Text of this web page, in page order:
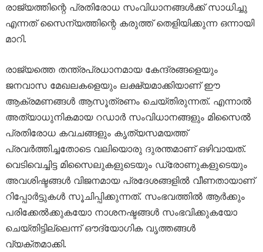
രാജ്യത്തിന്റെ പ്രതിരോധ സംവിധാനങ്ങൾക്ക് സാധിച്ചു
എന്നത് സൈന്യത്തിന്റെ കരുത്ത് തെളിയിക്കുന്ന ഒന്നായി
മാറി.
രാജ്യത്തെ തന്ത്രപ്രധാനമായ കേന്ദ്രങ്ങളെയും
ജനവാസ മേഖലകളെയും ലക്ഷ്യമാക്കിയാണ് ഈ
ആക്രമണങ്ങൾ ആസൂത്രണം ചെയ്തിരുന്നത്. എന്നാൽ
അത്യാധുനികമായ റഡാർ സംവിധാനങ്ങളും മിസൈൽ
പ്രതിരോധ കവചങ്ങളും കൃത്യസമയത്ത്
പ്രവർത്തിച്ചതോടെ വലിയൊരു ദുരന്തമാണ് ഒഴിവായത്.
വെടിവെച്ചിട്ട മിസൈലുകളുടെയും ഡ്രോണുകളുടെയും
അവശിഷ്ടങ്ങൾ വിജനമായ പ്രദേശങ്ങളിൽ വീണതായാണ്
റിപ്പോർട്ടുകൾ സൂചിപ്പിക്കുന്നത്. സംഭവത്തിൽ ആർക്കും
പരിക്കേൽക്കുകയോ നാശനഷ്ടങ്ങൾ സംഭവിക്കുകയോ
ചെയ്തിട്ടില്ലെന്ന് ഔദ്യോഗിക വൃത്തങ്ങൾ
വ്യക്തമാക്കി.